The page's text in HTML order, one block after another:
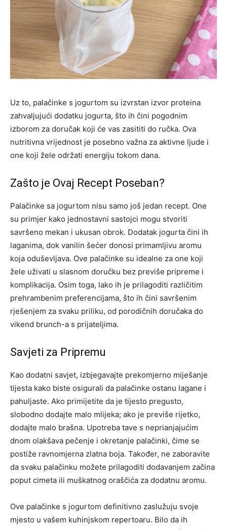
Uz to, palačinke s jogurtom su izvrstan izvor proteina
zahvaljujući dodatku jogurta, što ih čini pogodnim
izborom za doručak koji će vas zasititi do ručka. Ova
nutritivna vrijednost je posebno važna za aktivne ljude i
one koji žele održati energiju tokom dana.
Zašto je Ovaj Recept Poseban?
Palačinke sa jogurtom nisu samo još jedan recept. One
su primjer kako jednostavni sastojci mogu stvoriti
savršeno mekan i ukusan obrok. Dodatak jogurta čini ih
laganima, dok vanilin šećer donosi primamljivu aromu
koja oduševljava. Ove palačinke su idealne za one koji
žele uživati u slasnom doručku bez previše pripreme i
komplikacija. Osim toga, lako ih je prilagoditi različitim
prehrambenim preferencijama, što ih čini savršenim
rješenjem za svaku priliku, od porodičnih doručaka do
vikend brunch-a s prijateljima.
Savjeti za Pripremu
Kao dodatni savjet, izbjegavajte prekomjerno miješanje
tijesta kako biste osigurali da palačinke ostanu lagane i
pahuljaste. Ako primijetite da je tijesto pregusto,
slobodno dodajte malo mlijeka; ako je previše rijetko,
dodajte malo brašna. Upotreba tave s neprianjajućim
dnom olakšava pečenje i okretanje palačinki, čime se
postiže ravnomjerna zlatna boja. Također, ne zaboravite
da svaku palačinku možete prilagoditi dodavanjem začina
poput cimeta ili muškatnog oraščića za dodatnu aromu.
Ove palačinke s jogurtom definitivno zaslužuju svoje
mjesto u vašem kuhinjskom repertoaru. Bilo da ih